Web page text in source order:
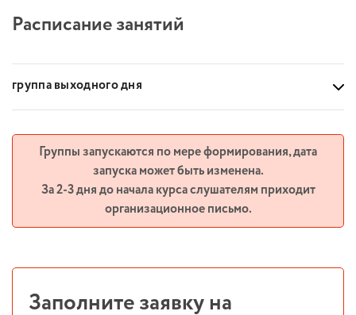
Расписание занятий
группа выходного дня
Группы запускаются по мере формирования, дата
запуска может быть изменена.
За 2-3 дня до начала курса слушателям приходит
организационное письмо.
Заполните заявку на